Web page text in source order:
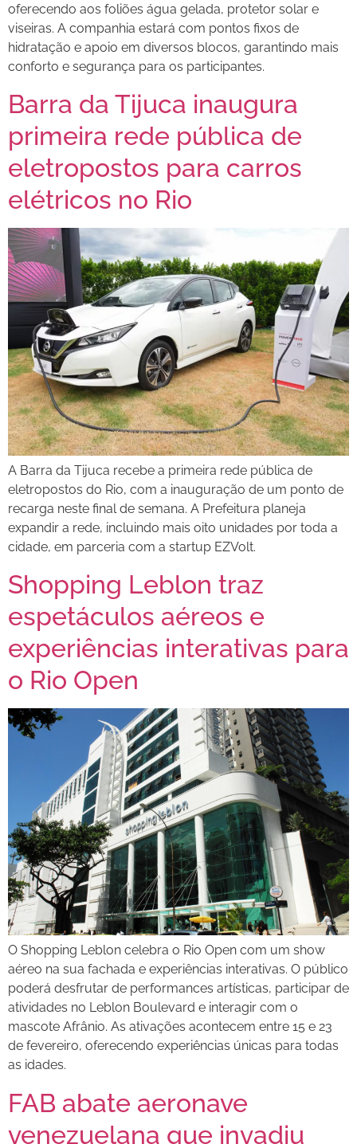
oferecendo aos foliões água gelada, protetor solar e
viseiras. A companhia estará com pontos fixos de
hidratação e apoio em diversos blocos, garantindo mais
conforto e segurança para os participantes.
Barra da Tijuca inaugura
primeira rede pública de
eletropostos para carros
elétricos no Rio
A Barra da Tijuca recebe a primeira rede pública de
eletropostos do Rio, com a inauguração de um ponto de
recarga neste final de semana. A Prefeitura planeja
expandir a rede, incluindo mais oito unidades por toda a
cidade, em parceria com a startup EZVolt.
Shopping Leblon traz
espetáculos aéreos e
experiências interativas para
o Rio Open
O Shopping Leblon celebra o Rio Open com um show
aéreo na sua fachada e experiências interativas. O público
poderá desfrutar de performances artísticas, participar de
atividades no Leblon Boulevard e interagir com o
mascote Afrânio. As ativações acontecem entre 15 e 23
de fevereiro, oferecendo experiências únicas para todas
as idades.
FAB abate aeronave
venezuelana que invadiu